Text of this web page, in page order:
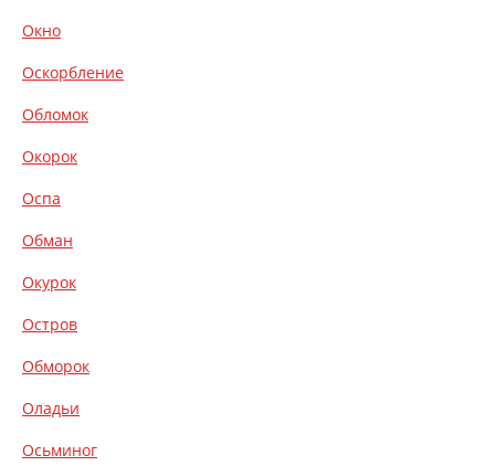
Окно
Оскорбление
Обломок
Окорок
Оспа
Обман
Окурок
Остров
Обморок
Оладьи
Осьминог